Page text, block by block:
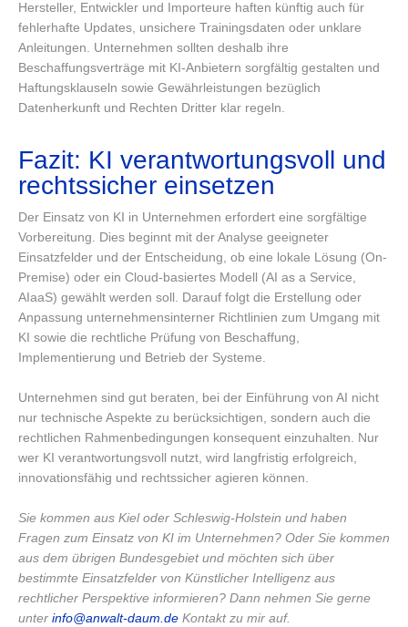
Hersteller, Entwickler und Importeure haften künftig auch für
fehlerhafte Updates, unsichere Trainingsdaten oder unklare
Anleitungen. Unternehmen sollten deshalb ihre
Beschaffungsverträge mit KI-Anbietern sorgfältig gestalten und
Haftungsklauseln sowie Gewährleistungen bezüglich
Datenherkunft und Rechten Dritter klar regeln.
Fazit: KI verantwortungsvoll und
rechtssicher einsetzen
Der Einsatz von KI in Unternehmen erfordert eine sorgfältige
Vorbereitung. Dies beginnt mit der Analyse geeigneter
Einsatzfelder und der Entscheidung, ob eine lokale Lösung (On-
Premise) oder ein Cloud-basiertes Modell (AI as a Service,
AIaaS) gewählt werden soll. Darauf folgt die Erstellung oder
Anpassung unternehmensinterner Richtlinien zum Umgang mit
KI sowie die rechtliche Prüfung von Beschaffung,
Implementierung und Betrieb der Systeme.
Unternehmen sind gut beraten, bei der Einführung von AI nicht
nur technische Aspekte zu berücksichtigen, sondern auch die
rechtlichen Rahmenbedingungen konsequent einzuhalten. Nur
wer KI verantwortungsvoll nutzt, wird langfristig erfolgreich,
innovationsfähig und rechtssicher agieren können.
Sie kommen aus Kiel oder Schleswig-Holstein und haben
Fragen zum Einsatz von KI im Unternehmen? Oder Sie kommen
aus dem übrigen Bundesgebiet und möchten sich über
bestimmte Einsatzfelder von Künstlicher Intelligenz aus
rechtlicher Perspektive informieren? Dann nehmen Sie gerne
unter info@anwalt-daum.de Kontakt zu mir auf.